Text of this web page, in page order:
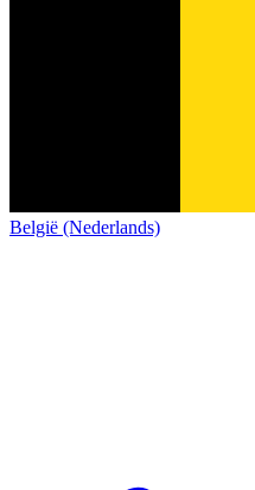
België (Nederlands)